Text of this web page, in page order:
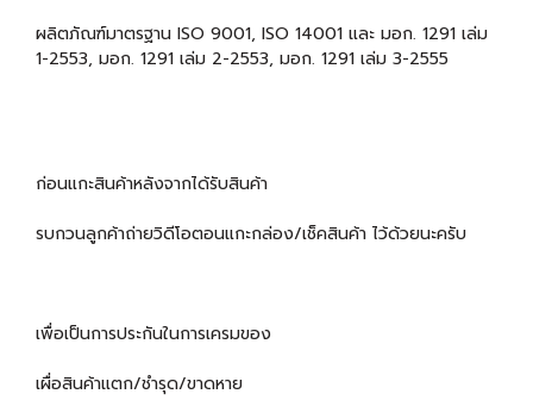
ผลิตภัณฑ์มาตรฐาน ISO 9001, ISO 14001 และ มอก. 1291 เล่ม
1-2553, มอก. 1291 เล่ม 2-2553, มอก. 1291 เล่ม 3-2555
ก่อนแกะสินค้าหลังจากได้รับสินค้า
รบกวนลูกค้าถ่ายวิดีโอตอนแกะกล่อง/เช็คสินค้า ไว้ด้วยนะครับ
เพื่อเป็นการประกันในการเครมของ
เผื่อสินค้าแตก/ชำรุด/ขาดหาย